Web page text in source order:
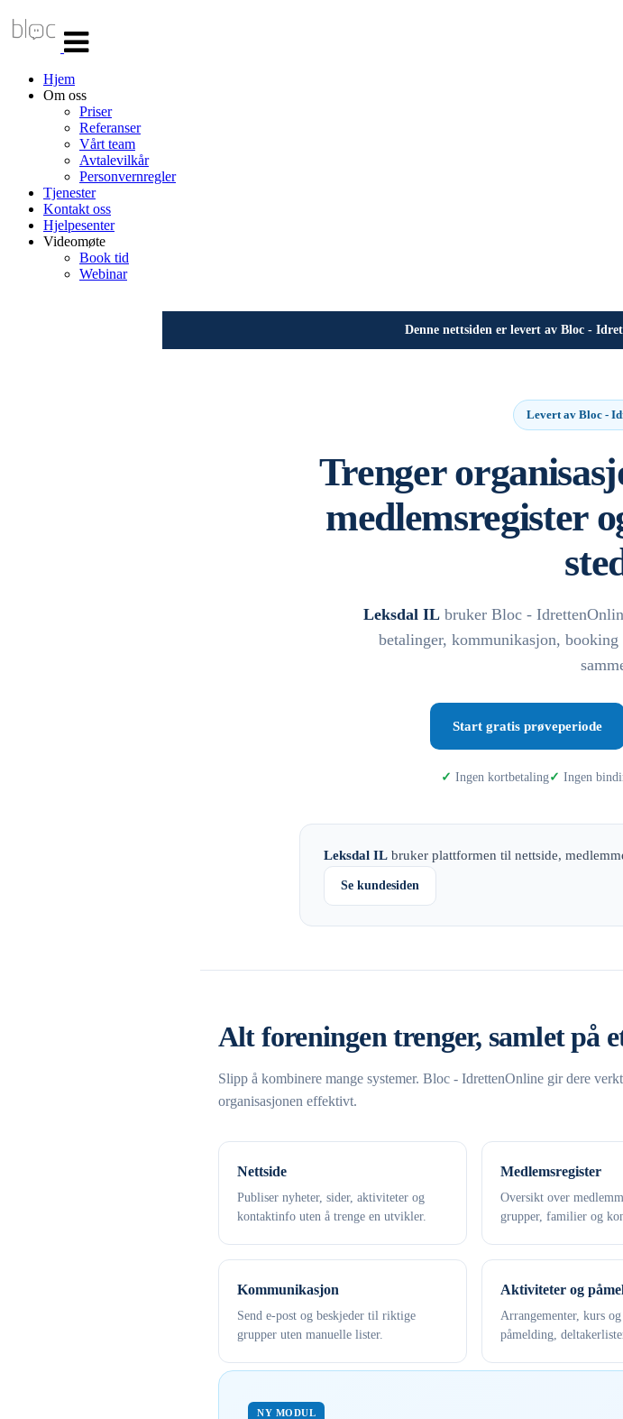
navigasjon
Hjem
Om oss
Priser
Referanser
Vårt team
Avtalevilkår
Personvernregler
Tjenester
Kontakt oss
Hjelpesenter
Videomøte
Book tid
Webinar
Denne nettsiden er levert av Bloc -
Levert av Bloc -
Trenger
medlemsregister
Leksdal IL bruker Bloc -
betalinger, kommunikasjon,
Start gratis prøveperiode
Ingen kortbetaling Ingen
Leksdal IL bruker plattformen til nettside,
Se kundesiden
Alt foreningen trenger, samlet på
Slipp å kombinere mange systemer. Bloc - IdrettenOnline gir dere
organisasjonen effektivt.
Nettside
Publiser nyheter, sider, aktiviteter og
kontaktinfo uten å trenge en utvikler.
Medlemsregister
Oversikt over
grupper, familier og
Kommunikasjon
Send e-post og beskjeder til riktige
grupper uten manuelle lister.
Aktiviteter og
Arrangementer, kurs
påmelding,
NY MODUL